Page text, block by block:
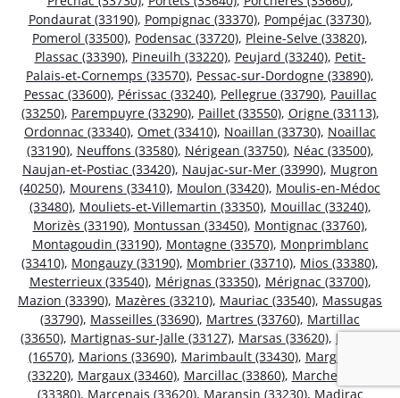
Pondaurat (33190), Pompignac (33370), Pompéjac (33730),
Pomerol (33500), Podensac (33720), Pleine-Selve (33820),
Plassac (33390), Pineuilh (33220), Peujard (33240), Petit-
Palais-et-Cornemps (33570), Pessac-sur-Dordogne (33890),
Pessac (33600), Périssac (33240), Pellegrue (33790), Pauillac
(33250), Parempuyre (33290), Paillet (33550), Origne (33113),
Ordonnac (33340), Omet (33410), Noaillan (33730), Noaillac
(33190), Neuffons (33580), Nérigean (33750), Néac (33500),
Naujan-et-Postiac (33420), Naujac-sur-Mer (33990), Mugron
(40250), Mourens (33410), Moulon (33420), Moulis-en-Médoc
(33480), Mouliets-et-Villemartin (33350), Mouillac (33240),
Morizès (33190), Montussan (33450), Montignac (33760),
Montagoudin (33190), Montagne (33570), Monprimblanc
(33410), Mongauzy (33190), Mombrier (33710), Mios (33380),
Mesterrieux (33540), Mérignas (33350), Mérignac (33700),
Mazion (33390), Mazères (33210), Mauriac (33540), Massugas
(33790), Masseilles (33690), Martres (33760), Martillac
(33650), Martignas-sur-Jalle (33127), Marsas (33620), Marsac
(16570), Marions (33690), Marimbault (33430), Margueron
(33220), Margaux (33460), Marcillac (33860), Marcheprime
(33380), Marcenais (33620), Maransin (33230), Madirac